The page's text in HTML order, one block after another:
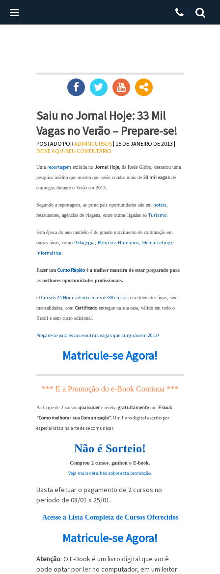
Saiu no Jornal Hoje: 33 Mil
Vagas no Verão – Prepare-se!
POSTADO PORADMINCURSOS| 15 DE JANEIRO DE 2013 |
DEIXE AQUI SEU COMENTÁRIO
Uma reportagem exibida no Jornal Hoje, da Rede Globo, destacou uma
pesquisa inédita que mostra que serão criadas mais de 33 mil vagas de
empregos durante o Verão em 2013.
Segundo a reportagem, as principais oportunidades são em hotéis
restaurantes, agências de viagens, entre outras ligadas ao Turismo
Esta época do ano também é de grande movimento de contratação em
outras áreas, como Pedagogia Recursos Humanos,Telemarketinge
Informática
Fazer um Curso Rápidoé a melhor maneira de estar preparado para
as melhores oportunidades profissionais.
O Cursos 24 Horas oferece mais de 80 cursos em diferentes áreas, sem
mensalidades, com Certificadoentregue na sua casa, válido em todo o
Brasil e sem custo adicional.
Prepare-se para essas e outras vagas que surgirão em 2013!
Matricule-se Agora!
*** E a Promoção do e-Book Continua ***
Participe de 2 cursos quaisquer e receba gratuitamenteum E-book
“Como melhorar sua Comunicação”. Um livro digital escrito por
especialistas na arte de se comunicar.
Não é Sorteio!
Comprou 2 cursos, ganhou o E-book.
Veja mais detalhes sobre esta promoção.
Basta efetuar o pagamento de 2 cursos no
período de 08/01 a 25/01.
Acesse a Lista Completa de Cursos Oferecidos
Matricule-se Agora!
Atenção: O E-Book é um livro digital que você
pode optar por ler no computador, em um leitor